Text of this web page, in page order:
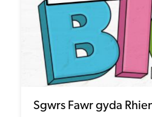
Sgwrs Fawr gyda